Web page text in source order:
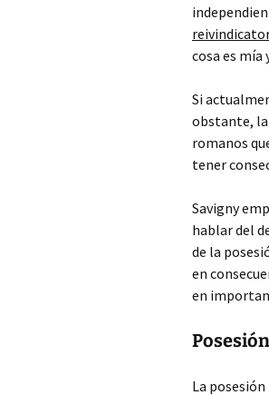
cosa es mía
Si
obstante, la
romanos
tener
Savigny
hablar del
de la
en
en
La posesión